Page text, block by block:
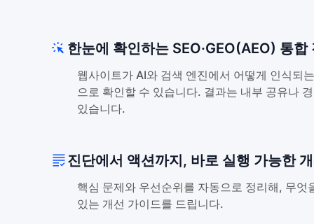
한눈에 확인하는 SEO·GEO(AEO) 통합
웹사이트가 AI와 검색 엔진에서 어떻게 인식되
으로 확인할 수 있습니다. 결과는 내부 공유나
있습니다.
진단에서 액션까지, 바로 실행 가능한
핵심 문제와 우선순위를 자동으로 정리해, 무엇
있는 개선 가이드를 드립니다.